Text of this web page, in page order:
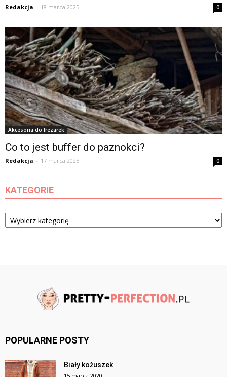
Redakcja - 18 marca 2025 0
Akcesoria do frezarek
Co to jest buffer do paznokci?
Redakcja - 17 marca 2025 0
KATEGORIE
Kategorie
POPULARNE POSTY
Biały kożuszek